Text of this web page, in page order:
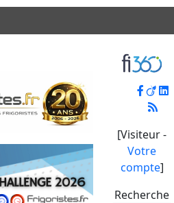
[Visiteur -
Votre
compte]
Recherche